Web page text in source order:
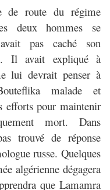
de route du régime
deux hommes se
pas caché son
Il avait expliqué à
lui devrait penser à
malade et
efforts pour maintenir
mort. Dans
trouvé de réponse
russe. Quelques
algérienne dégagera
que Lamamra